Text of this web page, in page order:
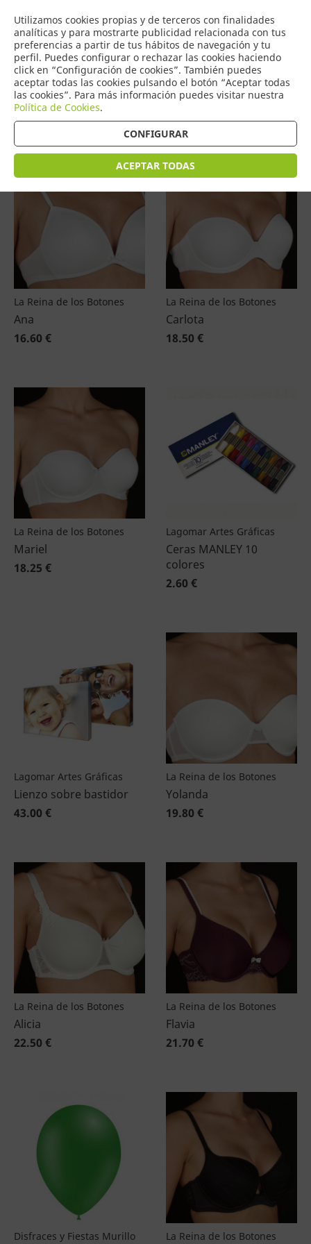
Utilizamos cookies propias y de terceros con finalidades
analíticas y para mostrarte publicidad relacionada con tus
preferencias a partir de tus hábitos de navegación y tu
perfil. Puedes configurar o rechazar las cookies haciendo
click en “Configuración de cookies”. También puedes
aceptar todas las cookies pulsando el botón “Aceptar todas
las cookies”. Para más información puedes visitar nuestra
Política de Cookies.
CONFIGURAR
ACEPTAR TODAS
0
COMERCIO
DE TORRIJOS
Productos (4601)
Ordenar por precio
La Reina de los Botones
Ana
16.60 €
La Reina de los Botones
Carlota
18.50 €
La Reina de los Botones
Mariel
18.25 €
Lagomar Artes Gráficas
Ceras MANLEY 10
colores
2.60 €
Lagomar Artes Gráficas
Lienzo sobre bastidor
43.00 €
La Reina de los Botones
Yolanda
19.80 €
La Reina de los Botones
Alicia
22.50 €
La Reina de los Botones
Flavia
21.70 €
Disfraces y Fiestas Murillo La Reina de los Botones